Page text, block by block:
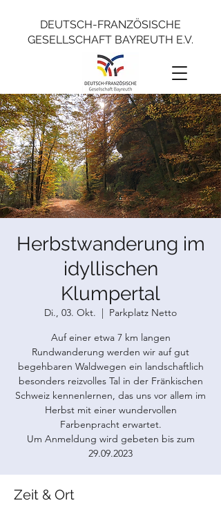
DEUTSCH-FRANZÖSISCHE
GESELLSCHAFT BAYREUTH E.V.
Herbstwanderung im
idyllischen
Klumpertal
Di., 03. Okt.
  |
Parkplatz Netto
Auf einer etwa 7 km langen
Rundwanderung werden wir auf gut
begehbaren Waldwegen ein landschaftlich
besonders reizvolles Tal in der Fränkischen
Schweiz kennenlernen, das uns vor allem im
Herbst mit einer wundervollen
Farbenpracht erwartet.
Um Anmeldung wird gebeten bis zum
29.09.2023
Zeit & Ort